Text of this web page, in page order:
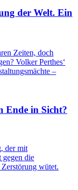
der Welt. Ein
Zeiten, doch
Volker Perthes‘
–
Ende in Sicht?
der mit
gegen die
wütet.